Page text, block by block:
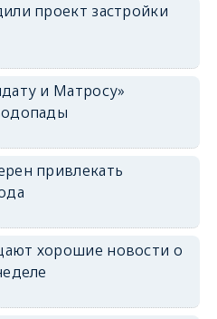
проект застройки
и Матросу»
привлекать
хорошие новости о